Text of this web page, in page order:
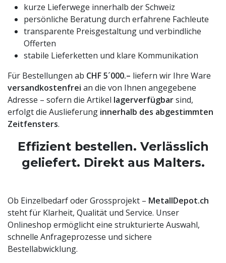
kurze Lieferwege innerhalb der Schweiz
persönliche Beratung durch erfahrene Fachleute
transparente Preisgestaltung und verbindliche
Offerten
stabile Lieferketten und klare Kommunikation
Für Bestellungen ab CHF 5´000.– liefern wir Ihre Ware
versandkostenfrei an die von Ihnen angegebene
Adresse – sofern die Artikel lagerverfügbarsind,
erfolgt die Auslieferung innerhalb des abgestimmten
Zeitfensters.
Effizient bestellen. Verlässlich
geliefert. Direkt aus Malters.
Ob Einzelbedarf oder Grossprojekt – MetallDepot.ch
steht für Klarheit, Qualität und Service. Unser
Onlineshop ermöglicht eine strukturierte Auswahl,
schnelle Anfrageprozesse und sichere
Bestellabwicklung.